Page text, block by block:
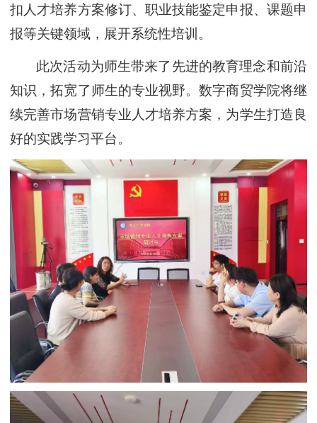
扣人才培养方案修订、职业技能鉴定申报、课题申
报等关键领域，展开系统性培训。
此次活动为师生带来了先进的教育理念和前沿
知识，拓宽了师生的专业视野。数字商贸学院将继
续完善市场营销专业人才培养方案，为学生打造良
好的实践学习平台。